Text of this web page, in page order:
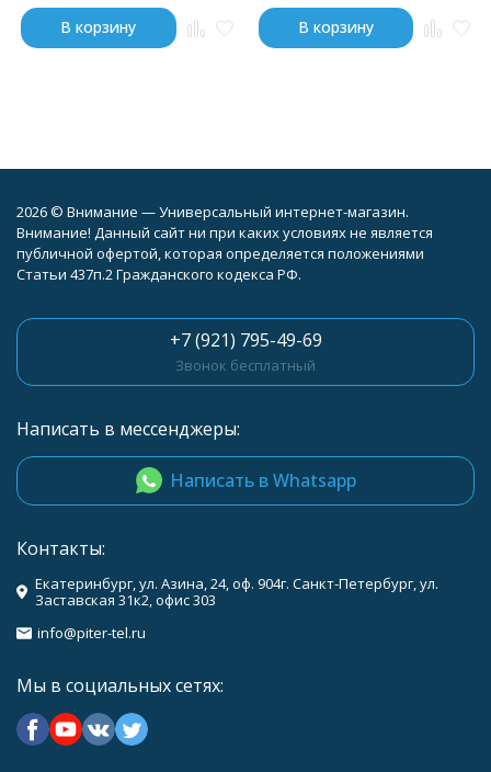
В корзину В корзину
2026 © Внимание — Универсальный интернет-магазин.
Внимание! Данный сайт ни при каких условиях не является
публичной офертой, которая определяется положениями
Статьи 437п.2 Гражданского кодекса РФ.
+7 (921) 795-49-69
Звонок бесплатный
Написать в мессенджеры:
Написать в Whatsapp
Контакты:
Екатеринбург, ул. Азина, 24, оф. 904г. Санкт-Петербург, ул.
Заставская 31к2, офис 303
info@piter-tel.ru
Мы в социальных сетях: